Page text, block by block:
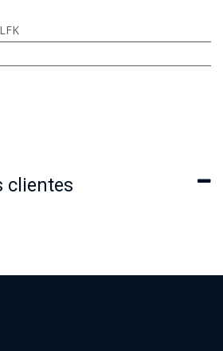
clientes